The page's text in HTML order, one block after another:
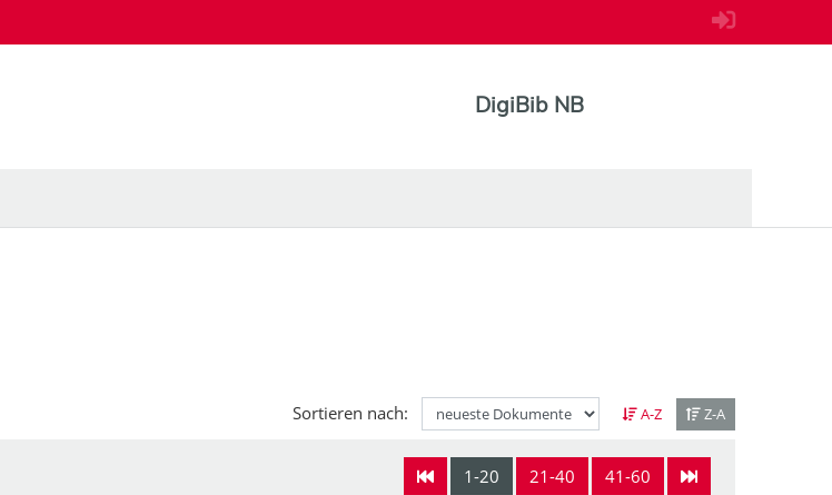
DigiBib NB
Sortieren nach: A-Z Z-A
1-20 21-40 41-60